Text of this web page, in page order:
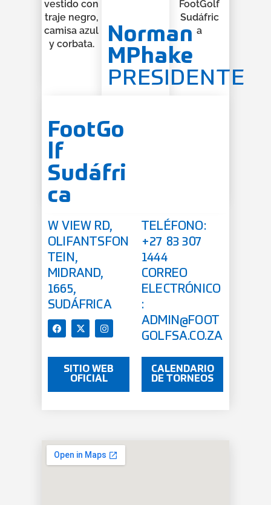
Norman
MPhake
PRESIDENTE
FootGo
lf
Sudáfri
ca
W VIEW RD,
OLIFANTSFON
TEIN,
MIDRAND,
1665,
SUDÁFRICA
TELÉFONO:
+27 83 307
1444
CORREO
ELECTRÓNICO
:
ADMIN@FOOT
GOLFSA.CO.ZA
SITIO WEB
OFICIAL
CALENDARIO
DE TORNEOS